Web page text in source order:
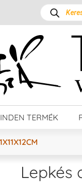
TERMÉK
Lepkés